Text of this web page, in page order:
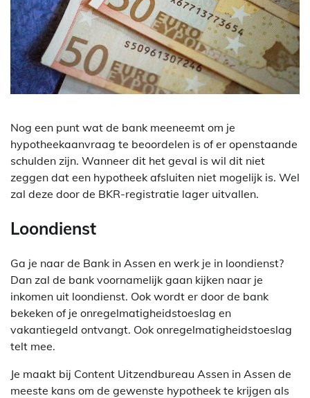
Nog een punt wat de bank meeneemt om je
hypotheekaanvraag te beoordelen is of er openstaande
schulden zijn. Wanneer dit het geval is wil dit niet
zeggen dat een hypotheek afsluiten niet mogelijk is. Wel
zal deze door de BKR-registratie lager uitvallen.
Loondienst
Ga je naar de Bank in Assen en werk je in loondienst?
Dan zal de bank voornamelijk gaan kijken naar je
inkomen uit loondienst. Ook wordt er door de bank
bekeken of je onregelmatigheidstoeslag en
vakantiegeld ontvangt. Ook onregelmatigheidstoeslag
telt mee.
Je maakt bij Content Uitzendbureau Assen in Assen de
meeste kans om de gewenste hypotheek te krijgen als